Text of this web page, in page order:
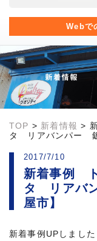
Webで
TOP > 新着情報 >
タ リアバンパー
2017/7/10
新着事例
タ リアバ
屋市】
新着事例UPしまし